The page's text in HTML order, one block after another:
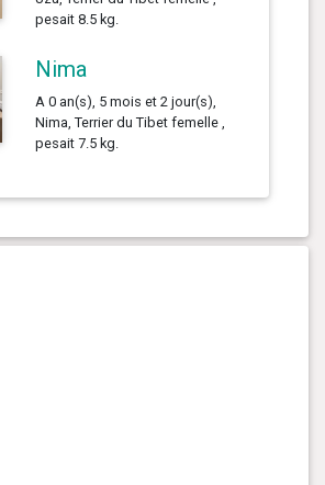
pesait 8.5 kg.
Nima
A 0 an(s), 5 mois et 2 jour(s),
Nima, Terrier du Tibet femelle ,
pesait 7.5 kg.